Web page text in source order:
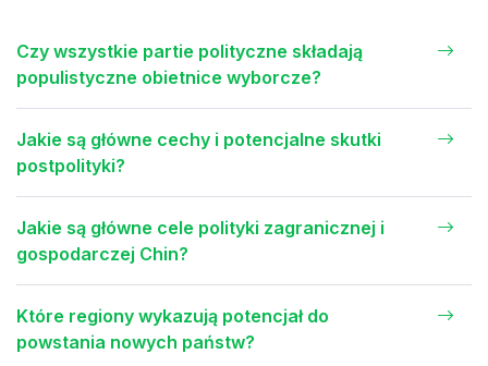
Czy wszystkie partie polityczne składają
populistyczne obietnice wyborcze?
Jakie są główne cechy i potencjalne skutki
postpolityki?
Jakie są główne cele polityki zagranicznej i
gospodarczej Chin?
Które regiony wykazują potencjał do
powstania nowych państw?